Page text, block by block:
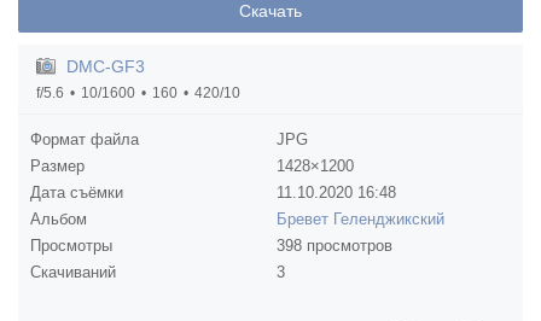
Скачать
DMC-GF3
f/5.6 10/1600 160 420/10
Формат файла
JPG
Размер
1428×1200
Дата съёмки
11.10.2020 16:48
Альбом
Бревет Геленджикский
Просмотры
398 просмотров
Скачиваний
3